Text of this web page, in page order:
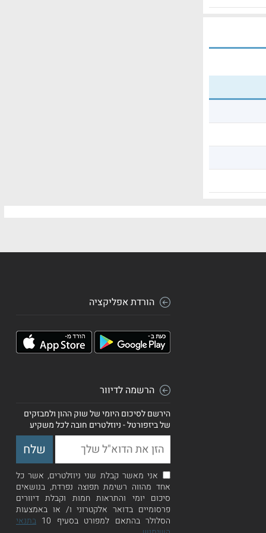
הורדת אפליקציה
הרשמה לדיוור
הירשם לסיכום היומי של שוק ההון ולמבזקים
של ביזפורטל - ניוזלטרים חובה לכל משקיע
אני מאשר קבלת שני ניוזלטרים, אשר כל
אחד מהווה רשימת תפוצה נפרדת, בנושאים
סיכום יומי והתראות חמות וקבלת דיוורים
פרסומיים בדואר אלקטרוני ו/ או באמצעות
הסלולר בהתאם למפורט בסעיף 10
בתנאי